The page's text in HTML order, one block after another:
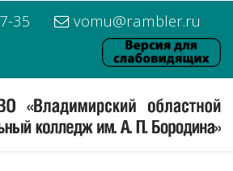
35 vomu@rambler.ru